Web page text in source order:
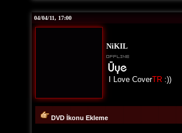
04/04/11, 17:00
NiKIL
I Love CoverTR:))
DVD İkonu Ekleme